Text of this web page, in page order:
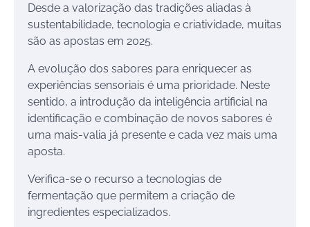
Desde a valorização das tradições aliadas à
sustentabilidade, tecnologia e criatividade, muitas
são as apostas em 2025.
A evolução dos sabores para enriquecer as
experiências sensoriais é uma prioridade. Neste
sentido, a introdução da inteligência artificial na
identificação e combinação de novos sabores é
uma mais-valia já presente e cada vez mais uma
aposta.
Verifica-se o recurso a tecnologias de
fermentação que permitem a criação de
ingredientes especializados.